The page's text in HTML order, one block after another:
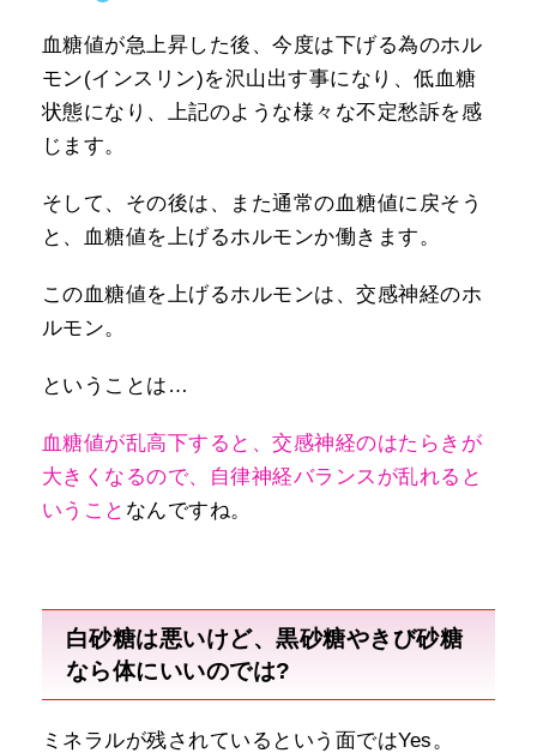
血糖値が急上昇した後、今度は下げる為のホル
モン(インスリン)を沢山出す事になり、低血糖
状態になり、上記のような様々な不定愁訴を感
じます。
そして、その後は、また通常の血糖値に戻そう
と、血糖値を上げるホルモンか働きます。
この血糖値を上げるホルモンは、交感神経のホ
ルモン。
ということは…
血糖値が乱高下すると、交感神経のはたらきが
大きくなるので、自律神経バランスが乱れると
いうこと なんですね。
白砂糖は悪いけど、黒砂糖やきび砂糖
なら体にいいのでは?
ミネラルが残されているという面ではYes。